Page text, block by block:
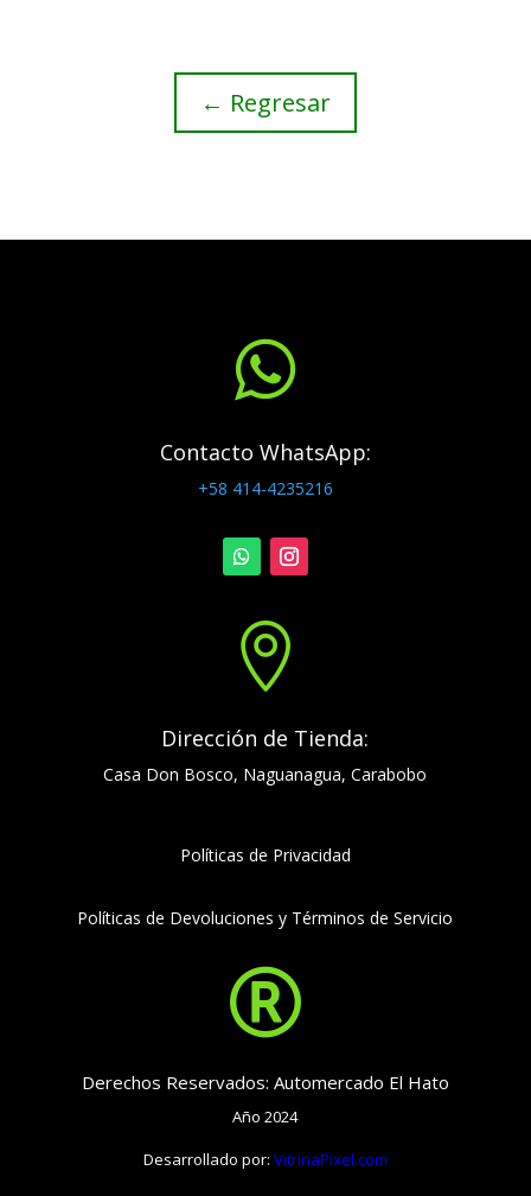
← Regresar

Contacto WhatsApp:
+58 414-4235216

Dirección de Tienda:
Casa Don Bosco, Naguanagua, Carabobo
Políticas de Privacidad
Políticas de Devoluciones y Términos de Servicio

Derechos Reservados: Automercado El Hato
Año 2024
Desarrollado por: VitrinaPixel.com